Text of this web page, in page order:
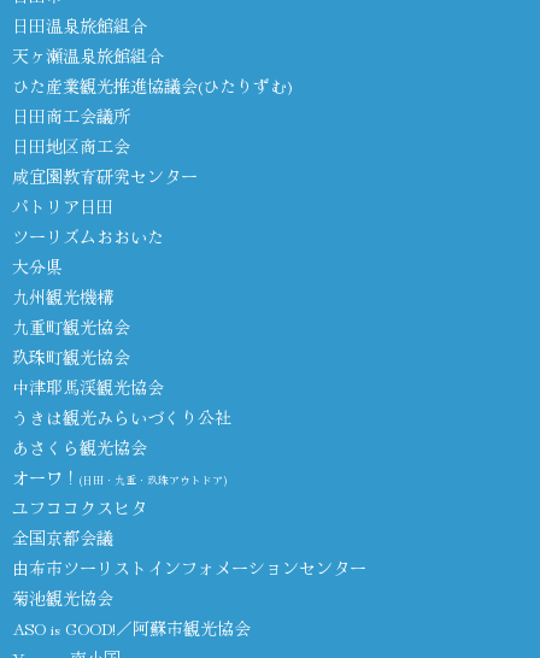
日田温泉旅館組合
天ヶ瀬温泉旅館組合
ひた産業観光推進協議会(ひたりずむ)
日田商工会議所
日田地区商工会
咸宜園教育研究センター
パトリア日田
ツーリズムおおいた
大分県
九州観光機構
九重町観光協会
玖珠町観光協会
中津耶馬渓観光協会
うきは観光みらいづくり公社
あさくら観光協会
オーワ！ (日田・九重・玖珠アウトドア)
ユフココクスヒタ
全国京都会議
由布市ツーリストインフォメーションセンター
菊池観光協会
ASO is GOOD!／阿蘇市観光協会